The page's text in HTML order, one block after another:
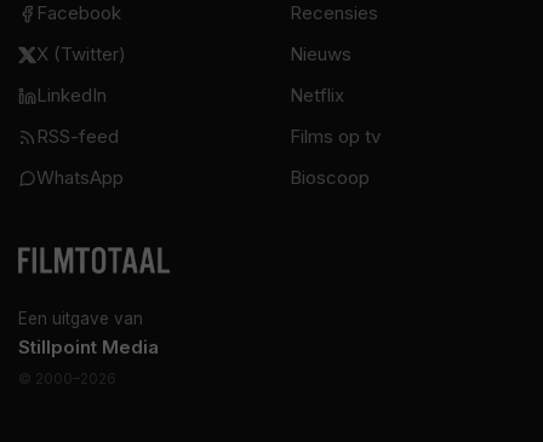
Een uitgave van
Stillpoint Media
© 2000–2026
Facebook
X (Twitter)
LinkedIn
RSS-feed
WhatsApp
Recensies
Nieuws
Netflix
Films op tv
Bioscoop